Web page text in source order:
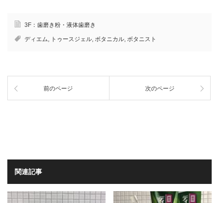
3F：歯磨き粉・液体歯磨き
ディエム, トゥースジェル, ボタニカル, ボタニスト
前のページ 次のページ
関連記事